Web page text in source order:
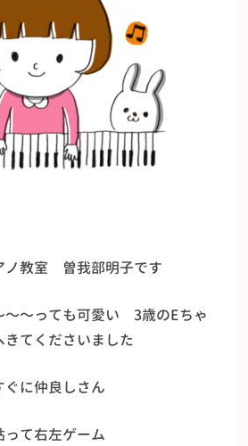
教室 曽我部明子です
〜〜っても可愛い 3歳のEちゃ
てくださいました
ぐに仲良しさん
て右左ゲーム